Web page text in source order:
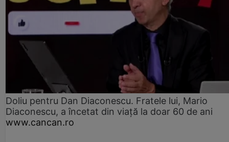
Doliu pentru Dan Diaconescu. Fratele lui, Mario
Diaconescu, a încetat din viață la doar 60 de ani
www.cancan.ro